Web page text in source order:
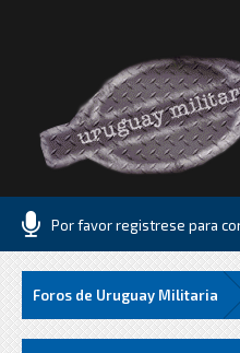
Por favor registrese para
Foros de Uruguay Militaria